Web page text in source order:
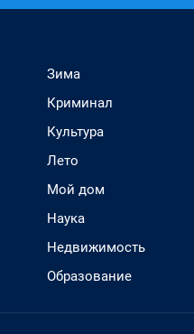
Зима
Криминал
Культура
Лето
Мой дом
Наука
Недвижимость
Образование